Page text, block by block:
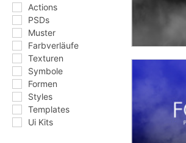
Actions
PSDs
Muster
Farbverläufe
Texturen
Symbole
Formen
Styles
Templates
Ui Kits